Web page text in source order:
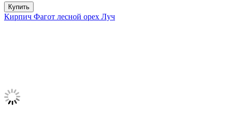
Купить
Кирпич Фагот лесной орех Луч